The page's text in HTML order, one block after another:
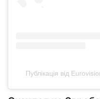
Публікація від